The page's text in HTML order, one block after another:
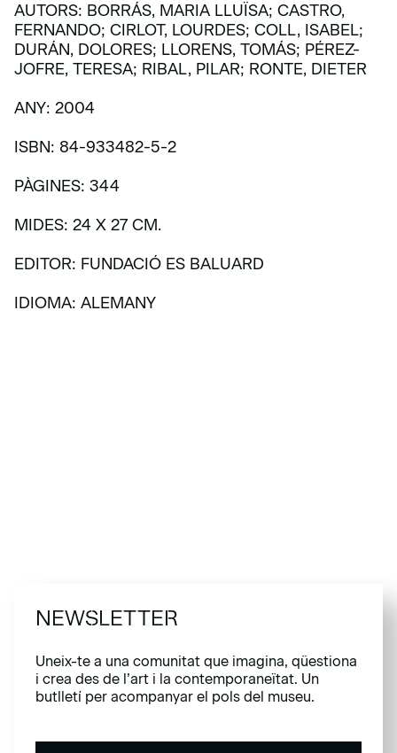
AUTORS: BORRÁS, MARIA LLUÏSA; CASTRO,
FERNANDO; CIRLOT, LOURDES; COLL, ISABEL;
DURÁN, DOLORES; LLORENS, TOMÁS; PÉREZ-
JOFRE, TERESA; RIBAL, PILAR; RONTE, DIETER
ANY: 2004
ISBN: 84-933482-5-2
PÀGINES: 344
MIDES: 24 X 27 CM.
EDITOR: FUNDACIÓ ES BALUARD
IDIOMA: ALEMANY
NEWSLETTER
Uneix-te a una comunitat que imagina, qüestiona
i crea des de l’art i la contemporaneïtat. Un
butlletí per acompanyar el pols del museu.